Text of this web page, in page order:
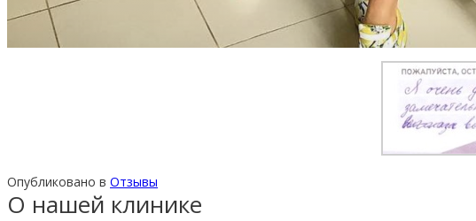
Опубликовано в Отзывы
О нашей клинике